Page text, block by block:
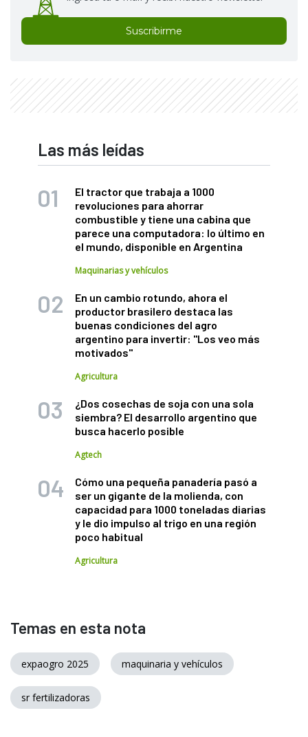
Suscribirme
Las más leídas
El tractor que trabaja a 1000
revoluciones para ahorrar
combustible y tiene una cabina que
parece una computadora: lo último en
el mundo, disponible en Argentina
Maquinarias y vehículos
En un cambio rotundo, ahora el
productor brasilero destaca las
buenas condiciones del agro
argentino para invertir: "Los veo más
motivados"
Agricultura
¿Dos cosechas de soja con una sola
siembra? El desarrollo argentino que
busca hacerlo posible
Agtech
Cómo una pequeña panadería pasó a
ser un gigante de la molienda, con
capacidad para 1000 toneladas diarias
y le dio impulso al trigo en una región
poco habitual
Agricultura
Temas en esta nota
expaogro 2025 maquinaria y vehículos
sr fertilizadoras